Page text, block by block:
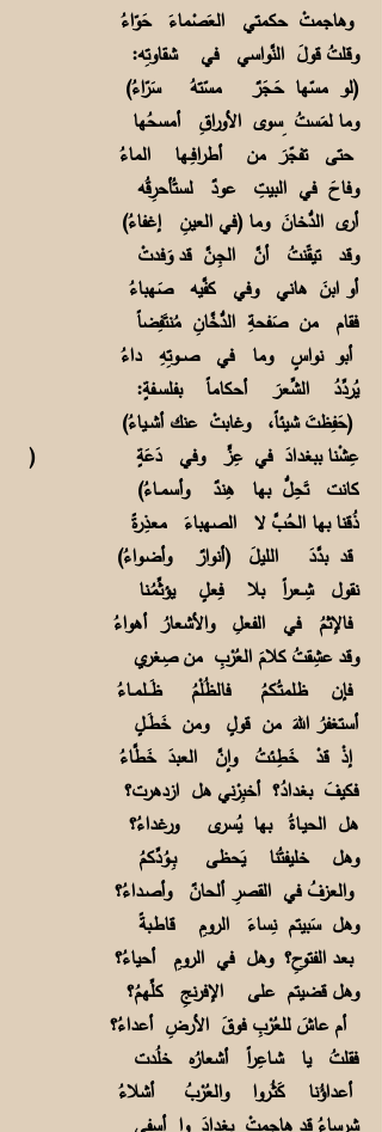
وهاجمتْ حكمتي العَصْماءَ حَوّاءُ
وقلتُ قولَ النَّواسي في شقاوتِه:
(لو مسّها حَـجَرٌ مسّتهُ سَرّاءُ)
وما لمَستُ ِسوى الأوراقِ أمسحُها
حتى تفجّرَ من أطرافِــها الماءُ
وفاحَ في البيتِ عودٌ لستُأحرِقُه
أرى الدُّخانَ وما (في العينِ إغفاءُ)
وقد تيقّنتُ أنَّ الجِـنَّ قد وَفدتْ
أو ابنَ هاني وفي كفَّيه صَهباءُ
فقام من صَفحةِ الدُّخَّانِ مُنتَفِضاً
أبو نواسٍ وما في صـــوتِهِ داءُ
يُردِّدُ الشِّعرَ أحكاماً بفلســفةٍ:
(حَفِظتَ شيئاً، وغابتْ عنك أشــياءُ)
عِشْنا ببغدادَ في عِزٍّ وفي دَعَةٍ (
كانت تَحِلُّ بها هِندٌ وأسمــاءُ)
ذُقنا بها الحُبَّ لا الصهباءَ معذِرةً
قد بدَّدَ الليلَ (أنوارٌ وأضـواءُ)
نقول شِــعراً بلا فِعلٍ يؤثِّمُـنا
فالإثمُ في الفعلِ والأشعارُ أهواءُ
وقد عشِقتُ كلامَ العُرْبِ من صِغري
فإن ظلمتُـكمُ فالظُلْمُ ظَـــلمــاءُ
أستغفرُ اللهَ من قولٍ ومن خَطَــلٍ
إذْ قدْ خَطِـئتُ وإنَّ العبدَ خَطَّاءُ
فكيفَ بغدادُ؟ أخبِرْني هل ازدهرت؟
هل الحيـاةُ بها يُسرى ورغداءُ؟
وهل خليفتُنا يَحظى بِــوُدِّكمُ
والعزفُ في القصرِ ألحانٌ وأصـداءُ؟
وهل سَبيتم نِساءَ الرومِ قاطـبةً
بعد الفتوحِ؟ وهل في الرومِ أحياءُ؟
وهل قضيتم على الإفرنجِ كلِّهمُ؟
أم عاشَ للعُرْبِ فوقَ الأرضِ أعداءُ؟
فقلتُ يا شـاعِراً أشعارُه خلُدت
أعداؤُنا كَثُـروا والعُرْبُ أشلاءُ
شرساءُ قد هاجمتْ بغدادَ وا أسفي